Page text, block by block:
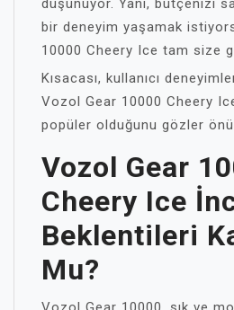
düşünüyor. Yani, bütçenizi
bir deneyim yaşamak
10000 Cheery Ice tam size
Kısacası, kullanıcı
Vozol Gear 10000 Cheery
popüler olduğunu gözler
Vozol Gear
Cheery Ice
Beklentileri
Mu?